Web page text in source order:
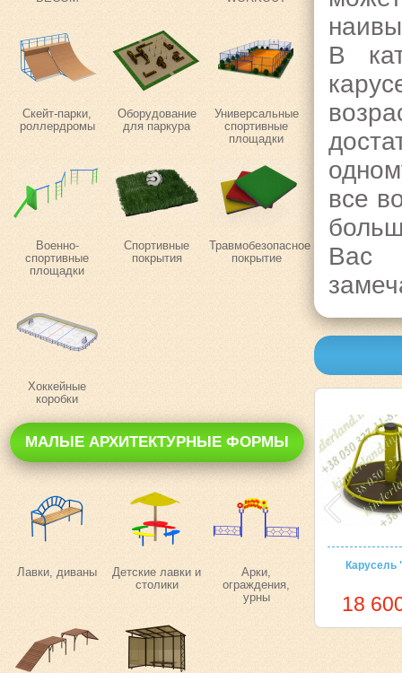
Скейт-парки,
роллердромы
Оборудование
для паркура
Универсальные
спортивные
площадки
Военно-
спортивные
площадки
Спортивные
покрытия
Травмобезопасное
покрытие
Хоккейные
коробки
МАЛЫЕ АРХИТЕКТУРНЫЕ ФОРМЫ
Лавки, диваны
Детские лавки и
столики
Арки,
ограждения,
урны
В
все
Вас
18